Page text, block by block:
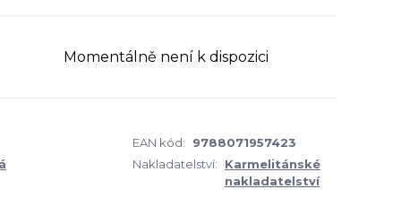
Momentálně není k dispozici
EAN kód:
9788071957423
Nakladatelství:
Karmelitánské
nakladatelství